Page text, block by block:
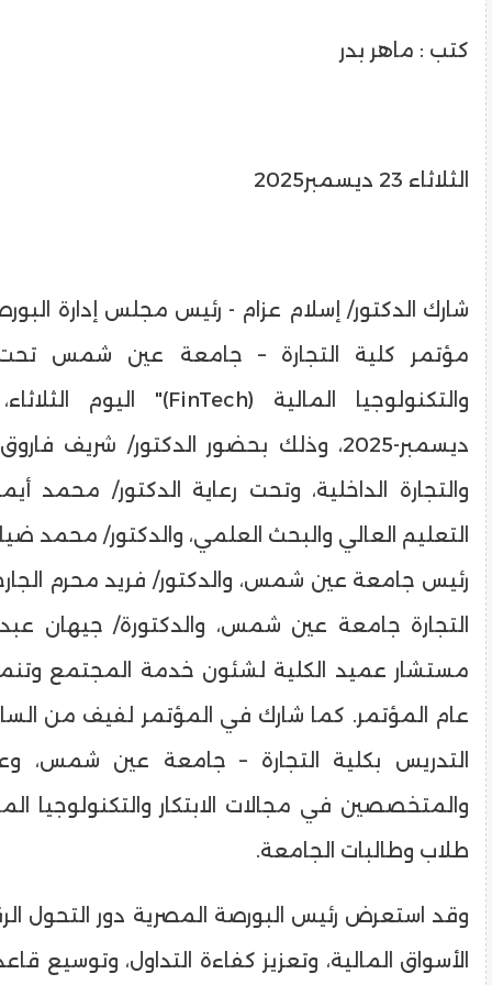
كتب : ماهر بدر
الثلاثاء 23 ديسمبر2025
شارك الدكتور/ إسلام عزام - رئيس مجلس إدارة
مؤتمر كلية التجارة – جامعة عين شمس تحت
ديسمبر-2025، وذلك بحضور الدكتور/ شريف
والتجارة الداخلية، وتحت رعاية الدكتور/ محمد
التعليم العالي والبحث العلمي، والدكتور/ محمد
رئيس جامعة عين شمس، والدكتور/ فريد محرم
التجارة جامعة عين شمس، والدكتورة/ جيهان
مستشار عميد الكلية لشئون خدمة المجتمع
عام المؤتمر. كما شارك في المؤتمر لفيف من
التدريس بكلية التجارة – جامعة عين شمس،
والمتخصصين في مجالات الابتكار والتكنولوجيا
طلاب وطالبات الجامعة.
وقد استعرض رئيس البورصة المصرية دور التحول
الأسواق المالية، وتعزيز كفاءة التداول، وتوسيع